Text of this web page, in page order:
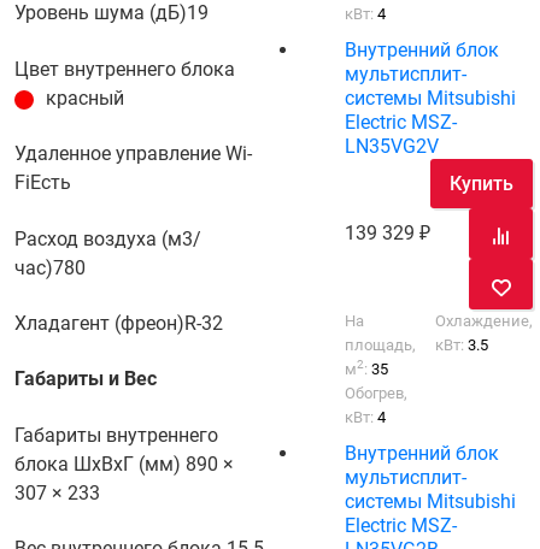
Уровень шума (дБ)19
Цвет внутреннего блока
красный
Удаленное управление Wi-
FiЕсть
Расход воздуха (м3/
час)780
Хладагент (фреон)R-32
Габариты и Вес
Габариты внутреннего
блока ШхВхГ (мм) 890 ×
307 × 233
кВт:4
Внутренний блок
мультисплит-
системы Mitsubishi
Electric MSZ-
LN35VG2V
139 329
Купить
На
площадь,
м2:35
Охлаждение,
кВт:3.5
Обогрев,
кВт:4
Внутренний блок
мультисплит-
системы Mitsubishi
Electric MSZ-